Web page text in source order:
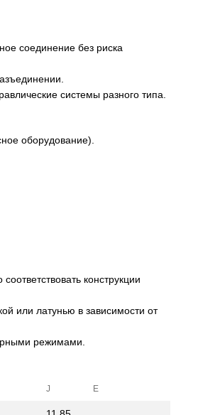
соединение без риска
системы разного типа.
оборудование).
конструкции
или латунью в зависимости от
режимами.
J E